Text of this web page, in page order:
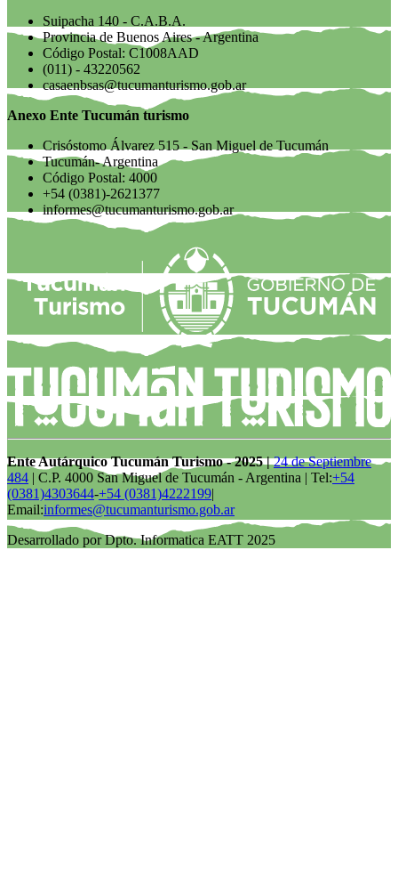
Suipacha 140 - C.A.B.A.
Provincia de Buenos Aires - Argentina
Código Postal: C1008AAD
(011) - 43220562
casaenbsas@tucumanturismo.gob.ar
Anexo Ente Tucumán turismo
Crisóstomo Álvarez 515 - San Miguel de Tucumán
Tucumán- Argentina
Código Postal: 4000
+54 (0381)-2621377
informes@tucumanturismo.gob.ar
Ente Autárquico Tucumán Turismo - 2025 |24 de Septiembre
484 | C.P. 4000 San Miguel de Tucumán - Argentina | Tel:+54
(0381)4303644-+54 (0381)4222199|
Email:informes@tucumanturismo.gob.ar
Desarrollado por Dpto. Informatica EATT 2025